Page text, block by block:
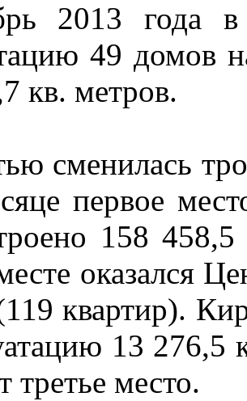
2013 года в
49 домов
кв. метров.
сменилась
первое
158
оказался
квартир).
13 276,5
третье место.